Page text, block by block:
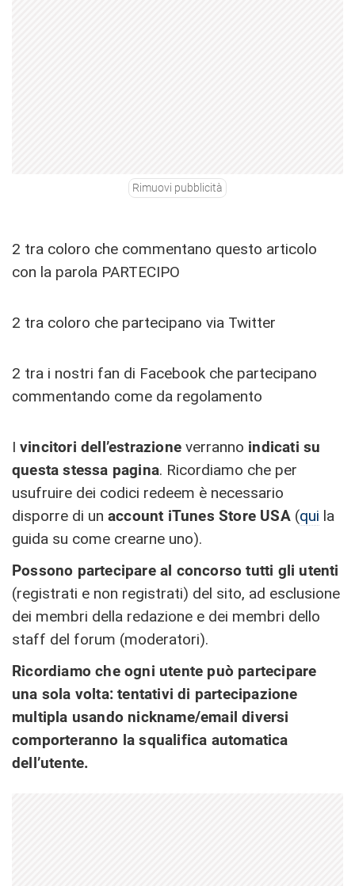
Rimuovi pubblicità
2 tra coloro che commentano questo articolo
con la parola PARTECIPO
2 tra coloro che partecipano via Twitter
2 tra i nostri fan di Facebook che partecipano
commentando come da regolamento
I vincitori dell’estrazione verranno indicati su
questa stessa pagina. Ricordiamo che per
usufruire dei codici redeem è necessario
disporre di un account iTunes Store USA(qui la
guida su come crearne uno).
Possono partecipare al concorso tutti gli utenti
(registrati e non registrati) del sito, ad esclusione
dei membri della redazione e dei membri dello
staff del forum (moderatori).
Ricordiamo che ogni utente può partecipare
una sola volta: tentativi di partecipazione
multipla usando nickname/email diversi
comporteranno la squalifica automatica
dell’utente.